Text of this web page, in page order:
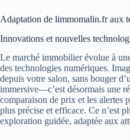
Adaptation de limmomalin.fr aux
Innovations et nouvelles
Le marché immobilier évolue à
des technologies numériques.
depuis votre salon, sans bouger
immersive—c’est désormais une
comparaison de prix et les alertes
plus précise et efficace. Ce n’est
exploration guidée, adaptée aux